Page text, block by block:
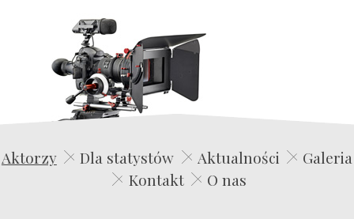
Edwin Film Agencja Aktorska
Aktorzy Dla statystów Aktualności
Galeria
Kontakt
O nas